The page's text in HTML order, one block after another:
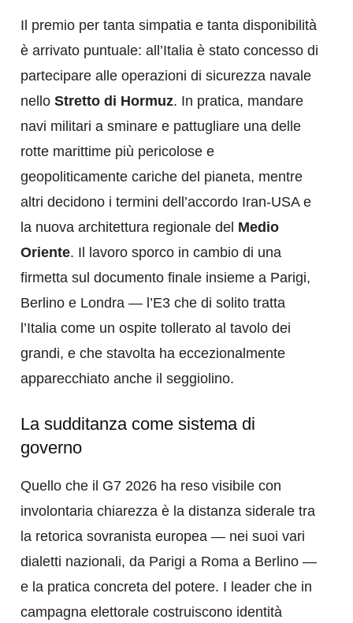
Il premio per tanta simpatia e tanta disponibilità
è arrivato puntuale: all’Italia è stato concesso di
partecipare alle operazioni di sicurezza navale
nello Stretto di Hormuz. In pratica, mandare
navi militari a sminare e pattugliare una delle
rotte marittime più pericolose e
geopoliticamente cariche del pianeta, mentre
altri decidono i termini dell’accordo Iran-USA e
la nuova architettura regionale del Medio
Oriente. Il lavoro sporco in cambio di una
firmetta sul documento finale insieme a Parigi,
Berlino e Londra — l’E3 che di solito tratta
l’Italia come un ospite tollerato al tavolo dei
grandi, e che stavolta ha eccezionalmente
apparecchiato anche il seggiolino.
La sudditanza come sistema di
governo
Quello che il G7 2026 ha reso visibile con
involontaria chiarezza è la distanza siderale tra
la retorica sovranista europea — nei suoi vari
dialetti nazionali, da Parigi a Roma a Berlino —
e la pratica concreta del potere. I leader che in
campagna elettorale costruiscono identità